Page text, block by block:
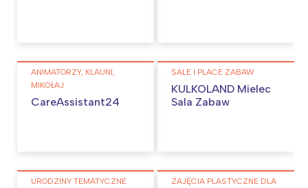
ANIMATORZY, KLAUNI,
MIKOŁAJ
CareAssistant24
SALE I PLACE ZABAW
KULKOLAND Mielec
Sala Zabaw
URODZINY TEMATYCZNE ZAJĘCIA PLASTYCZNE DLA